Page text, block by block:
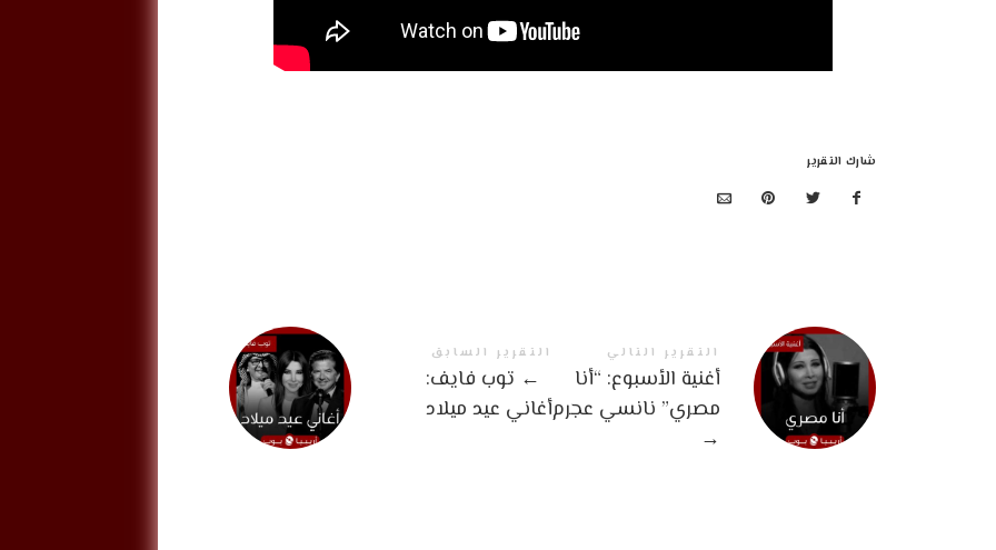
شارك التقرير
التقرير السابق
← توب فايف:
أغاني عيد ميلاد
التقرير التالي
أغنية الأسبوع: “أنا
مصري” نانسي عجرم
→